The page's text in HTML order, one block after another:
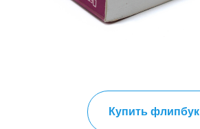
Купить флипбук